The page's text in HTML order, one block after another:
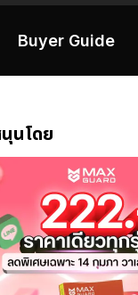
Buyer Guide
นโดย